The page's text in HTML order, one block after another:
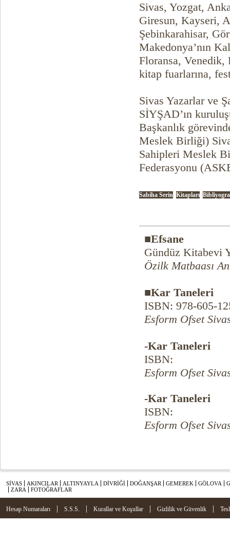
Sivas, Yozgat,
Giresun, Kayseri,
Şebinkarahisar,
Makedonya’nın
Floransa,
kitap fuarlarına,
Sivas Yazarlar ve
SİYŞAD’ın
Başkanlık
Meslek Birliği)
Sahipleri Meslek
Federasyonu
Sabiha Serin Kitapları
■Efsane
Gündüz Kitabevi
Özilk Matbaası
■Kar Taneleri
ISBN: 978-605-
Esform Ofset
-Kar Taneleri
ISBN:
Esform Ofset
-Kar Taneleri
ISBN:
Esform Ofset
SİVAS AKINCILAR ALTINYAYLA DİVRİĞİ DOĞANŞAR GEMEREK GÖLOVA
ZARA
FOTOĞRAFLAR
Hesap Numaraları | S.S.S. | Kurallar ve Koşullar | Gizlilik ve Güvenlik |